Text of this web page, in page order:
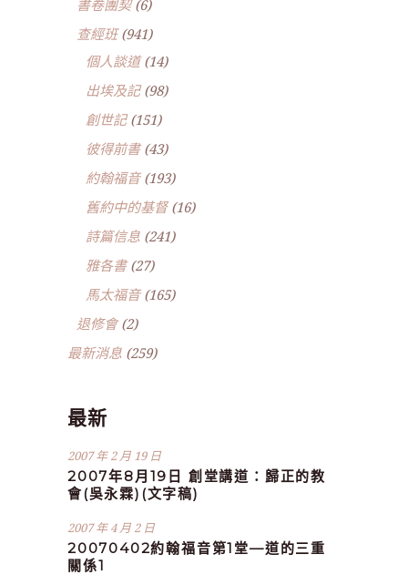
書卷團契(6)
查經班(941)
個人談道(14)
出埃及記(98)
創世記(151)
彼得前書(43)
約翰福音(193)
舊約中的基督(16)
詩篇信息 (241)
雅各書(27)
馬太福音(165)
退修會(2)
最新消息 (259)
最新
2007 年 2 月 19 日
2007年8月19日 創堂講道：歸正的教
會(吳永霖)(文字稿)
2007 年 4 月 2 日
20070402約翰福音第1堂—道的三重
關係1